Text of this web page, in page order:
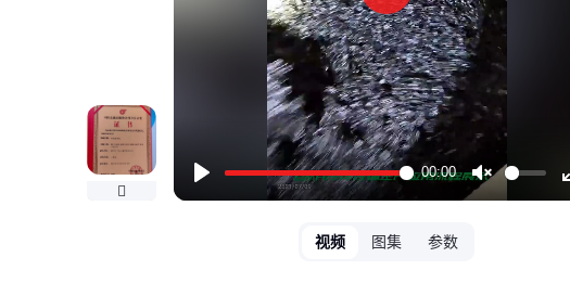
00:00
Play
视频 图集 参数